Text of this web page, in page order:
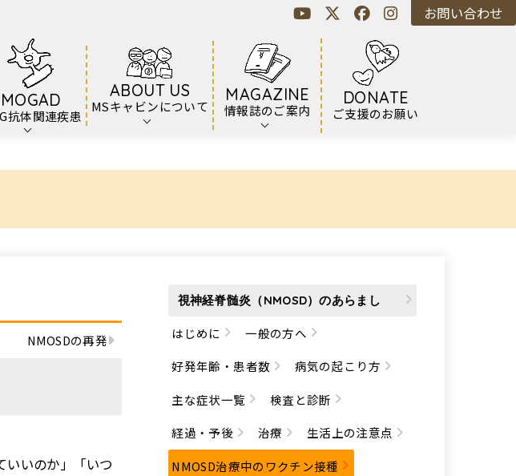
MOGAD
抗体関連疾患
ABOUT US
MSキャビンについて
MAGAZINE
情報誌のご案内
DONATE
ご支援のお願い
お問い合わせ
NMOSDの再発
いいのか」「いつ
視神経脊髄炎（NMOSD）のあらまし
はじめに
一般の方へ
好発年齢・患者数
病気の起こり方
主な症状一覧
検査と診断
経過・予後
治療
生活上の注意点
NMOSD治療中のワクチン接種